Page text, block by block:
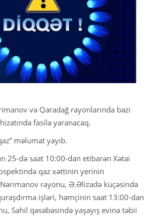
və Qaradağ rayonlarında bəzi
fasilə yaranacaq.
məlumat yayıb.
25-də saat 10:00-dan etibarən Xətai
qaz xəttinin yerinin
rayonu, Ə.Əlizadə küçəsində
işləri, həmçinin saat 13:00-dan
Sahil qəsəbəsində yaşayış evinə təbii